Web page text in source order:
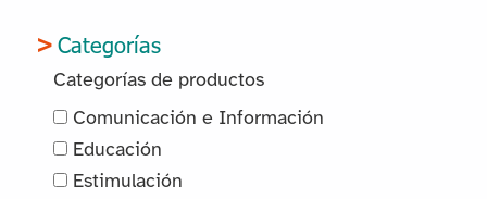
Categorías
Categorías de productos
Comunicación e Información
Educación
Estimulación